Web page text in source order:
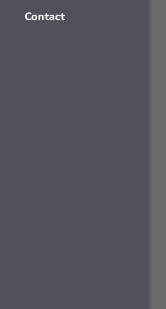
Contact